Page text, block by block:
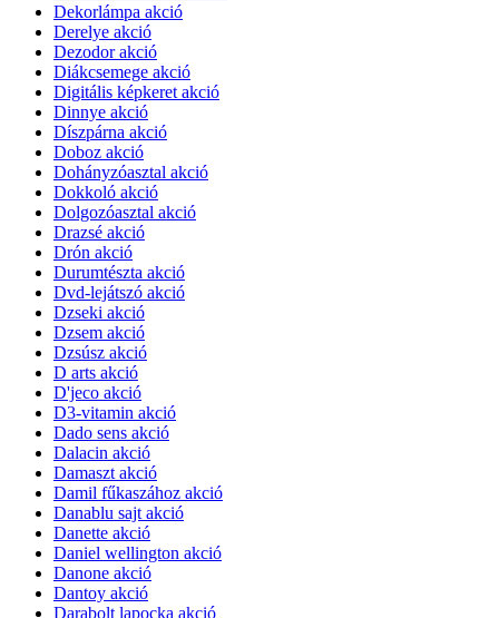
Dekorlámpa akció
Derelye akció
Dezodor akció
Diákcsemege akció
Digitális képkeret akció
Dinnye akció
Díszpárna akció
Doboz akció
Dohányzóasztal akció
Dokkoló akció
Dolgozóasztal akció
Drazsé akció
Drón akció
Durumtészta akció
Dvd-lejátszó akció
Dzseki akció
Dzsem akció
Dzsúsz akció
D arts akció
D'jeco akció
D3-vitamin akció
Dado sens akció
Dalacin akció
Damaszt akció
Damil fűkaszához akció
Danablu sajt akció
Danette akció
Daniel wellington akció
Danone akció
Dantoy akció
Darabolt lapocka akció